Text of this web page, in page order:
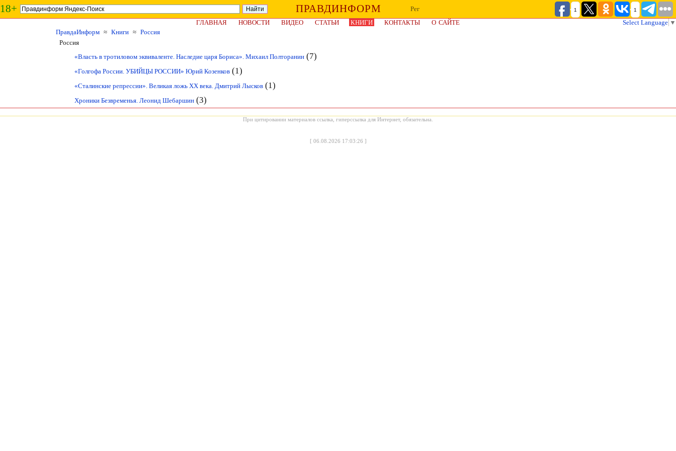
18+ ПРАВДИНФОРМ Рег 1 1
ГЛАВНАЯ НОВОСТИ ВИДЕО СТАТЬИ КНИГИ КОНТАКТЫ О САЙТЕ Select Language ▼
ПравдаИнформ ≈ Книги ≈ Россия
Россия
«Власть в тротиловом эквиваленте. Наследие царя Бориса». Михаил Полторанин (7)
«Голгофа России. УБИЙЦЫ РОССИИ» Юрий Козенков (1)
«Сталинские репрессии». Великая ложь XX века. Дмитрий Лысков (1)
Хроники Безвременья. Леонид Шебаршин (3)
При цитировании материалов ссылка, гиперссылка для Интернет, обязательна.
[ 06.08.2026 17:03:26 ]